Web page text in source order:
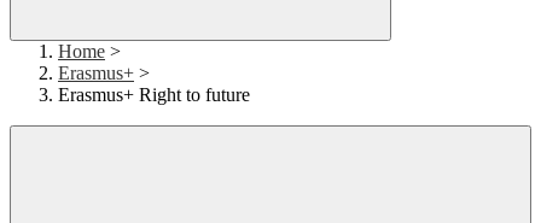
Home >
Erasmus+ >
Erasmus+ Right to future